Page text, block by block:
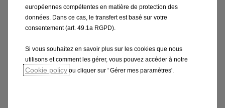
Zafira Electric
Liste de prix
européennes compétentes en matière de protection des
données. Dans ce cas, le transfert est basé sur votre
consentement (art. 49.1a RGPD).
Si vous souhaitez en savoir plus sur les cookies que nous
utilisons et comment les gérer, vous pouvez accéder à notre
Cookie policy ou cliquer sur ' Gérer mes paramètres'.